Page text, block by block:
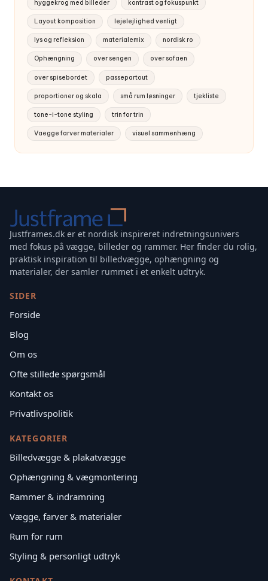
hyggekrog med billeder kontrast og fokuspunkt
Layout komposition lejelejlighed venligt
lys og refleksion materialemix nordisk ro
Ophængning over sengen over sofaen
over spisebordet passepartout
proportioner og skala små rum løsninger tjekliste
tone-i-tone styling trin for trin
Vaegge farver materialer visuel sammenhæng
Justframes.dk er et nordisk inspireret indretningsunivers
med fokus på vægge, billeder og rammer. Her finder du rolig,
praktisk inspiration til billedvægge, ophængning og
materialer, der samler rummet i et enkelt udtryk.
SIDER
Forside
Blog
Om os
Ofte stillede spørgsmål
Kontakt os
Privatlivspolitik
KATEGORIER
Billedvægge & plakatvægge
Ophængning & vægmontering
Rammer & indramning
Vægge, farver & materialer
Rum for rum
Styling & personligt udtryk